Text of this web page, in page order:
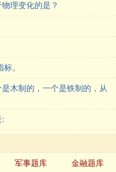
理变化的是？
。
木制的，一个是铁制的，从
:
军事题库
金融题库